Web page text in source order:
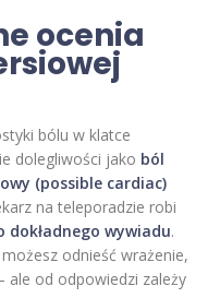
ocenia
bólu w klatce
dolegliwości jako ból
(possible cardiac)
na teleporadzie robi
dokładnego wywiadu.
odnieść wrażenie,
ale od odpowiedzi zależy